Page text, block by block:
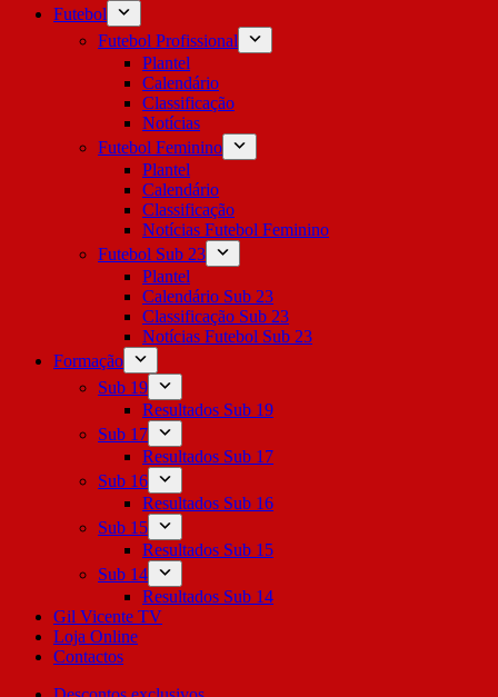
Futebol
Futebol Profissional
Plantel
Calendário
Classificação
Notícias
Futebol Feminino
Plantel
Calendário
Classificação
Notícias Futebol Feminino
Futebol Sub 23
Plantel
Calendário Sub 23
Classificação Sub 23
Notícias Futebol Sub 23
Formação
Sub 19
Resultados Sub 19
Sub 17
Resultados Sub 17
Sub 16
Resultados Sub 16
Sub 15
Resultados Sub 15
Sub 14
Resultados Sub 14
Gil Vicente TV
Loja Online
Contactos